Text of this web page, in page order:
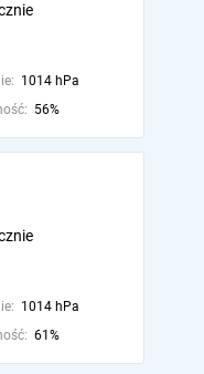
1014 hPa
56%
1014 hPa
61%